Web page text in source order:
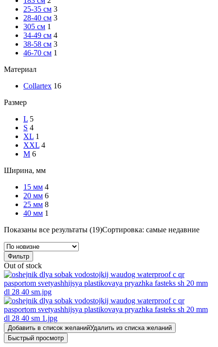
25-35 см 3
28-40 см 3
305 см 1
34-49 см 4
38-58 см 3
46-70 см 1
Материал
Collartex 16
Размер
L 5
S 4
XL 1
XXL 4
М 6
Ширина, мм
15 мм 4
20 мм 6
25 мм 8
40 мм 1
Показаны все результаты (19)Сортировка: самые недавние
Фильтр
Out of stock
Добавить в список желанийУдалить из списка желаний
Быстрый просмотр